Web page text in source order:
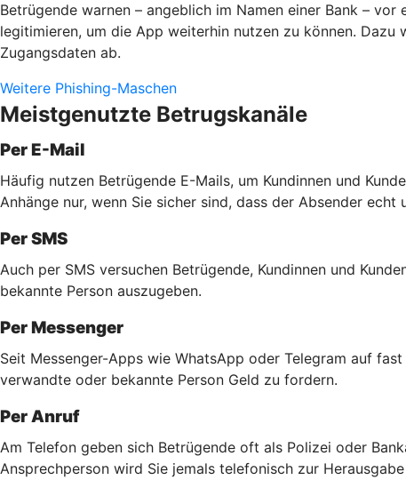
Betrügende warnen – angeblich im Namen einer Bank –
legitimieren, um die App weiterhin nutzen zu können.
Zugangsdaten ab.
Weitere Phishing-Maschen
Meistgenutzte Betrugskanäle
Per E-Mail
Häufig nutzen Betrügende E-Mails, um Kundinnen und
Anhänge nur, wenn Sie sicher sind, dass der Absender echt
Per SMS
Auch per SMS versuchen Betrügende, Kundinnen und
bekannte Person auszugeben.
Per Messenger
Seit Messenger-Apps wie WhatsApp oder Telegram auf
verwandte oder bekannte Person Geld zu fordern.
Per Anruf
Am Telefon geben sich Betrügende oft als Polizei oder
Ansprechperson wird Sie jemals telefonisch zur